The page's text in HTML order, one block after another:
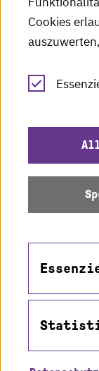
RSS-Feed
Leichte
Karlsruhe
Cookies